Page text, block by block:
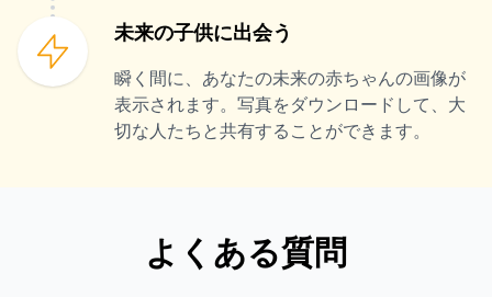
未来の子供に出会う
瞬く間に、あなたの未来の赤ちゃんの画像が
表示されます。写真をダウンロードして、大
切な人たちと共有することができます。
よくある質問